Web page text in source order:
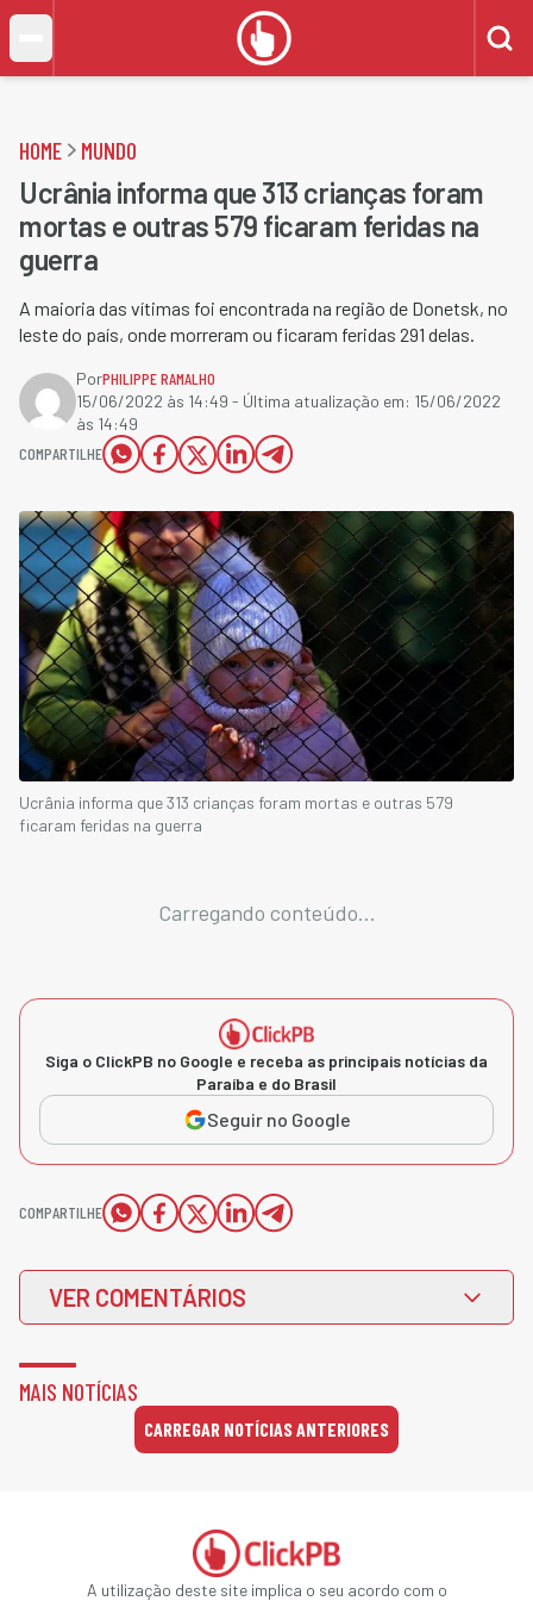
HOME MUNDO
Ucrânia informa que 313 crianças foram
mortas e outras 579 ficaram feridas na
guerra
A maioria das vítimas foi encontrada na região de Donetsk, no
leste do país, onde morreram ou ficaram feridas 291 delas.
PorPHILIPPE RAMALHO
15/06/2022 às 14:49 - Última atualização em: 15/06/2022
às 14:49
COMPARTILHE
Ucrânia informa que 313 crianças foram mortas e outras 579
ficaram feridas na guerra
Carregando conteúdo...
Siga o ClickPB no Google e receba as principais notícias da
Paraíba e do Brasil
Seguir no Google
COMPARTILHE
VER COMENTÁRIOS
MAIS NOTÍCIAS
CARREGAR NOTÍCIAS ANTERIORES
A utilização deste site implica o seu acordo com o